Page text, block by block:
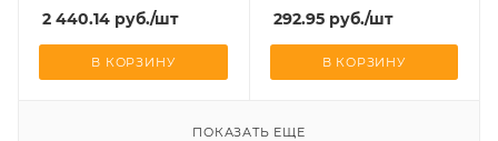
2 440.14 руб./шт
В КОРЗИНУ
292.95руб./шт
В КОРЗИНУ
ПОКАЗАТЬ ЕЩЕ